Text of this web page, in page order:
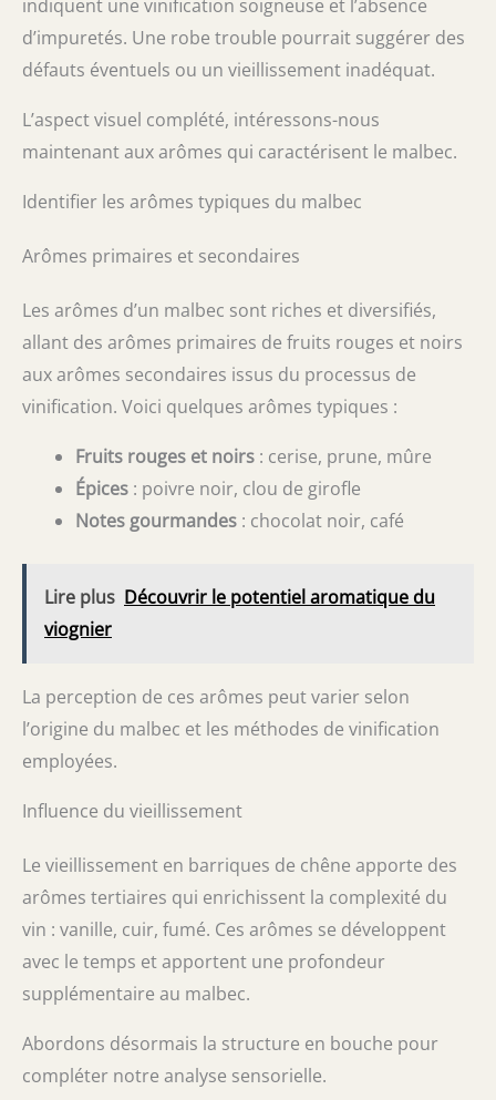
indiquent une vinification soigneuse et l’absence
d’impuretés. Une robe trouble pourrait suggérer des
défauts éventuels ou un vieillissement inadéquat.
L’aspect visuel complété, intéressons-nous
maintenant aux arômes qui caractérisent le malbec.
Identifier les arômes typiques du malbec
Arômes primaires et secondaires
Les arômes d’un malbec sont riches et diversifiés,
allant des arômes primaires de fruits rouges et noirs
aux arômes secondaires issus du processus de
vinification. Voici quelques arômes typiques :
Fruits rouges et noirs : cerise, prune, mûre
Épices : poivre noir, clou de girofle
Notes gourmandes : chocolat noir, café
Lire plus Découvrir le potentiel aromatique du
viognier
La perception de ces arômes peut varier selon
l’origine du malbec et les méthodes de vinification
employées.
Influence du vieillissement
Le vieillissement en barriques de chêne apporte des
arômes tertiaires qui enrichissent la complexité du
vin : vanille, cuir, fumé. Ces arômes se développent
avec le temps et apportent une profondeur
supplémentaire au malbec.
Abordons désormais la structure en bouche pour
compléter notre analyse sensorielle.